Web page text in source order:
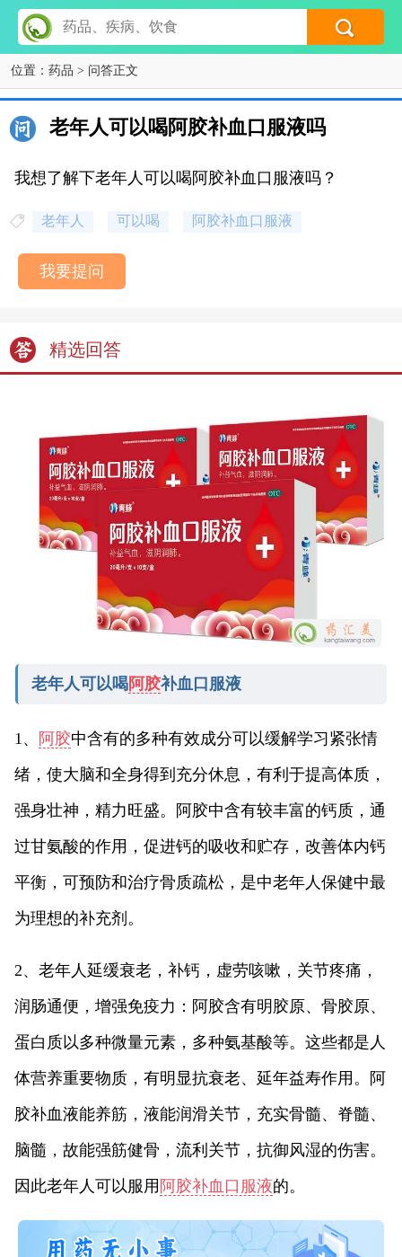
位置： 药品 > 问答正文
老年人可以喝阿胶补血口服液吗
我想了解下老年人可以喝阿胶补血口服液吗？
老年人 可以喝 阿胶补血口服液
我要提问
精选回答
老年人可以喝阿胶补血口服液
1、 阿胶中含有的多种有效成分可以缓解学习紧张情
绪，使大脑和全身得到充分休息，有利于提高体质，
强身壮神，精力旺盛。阿胶中含有较丰富的钙质，通
过甘氨酸的作用，促进钙的吸收和贮存，改善体内钙
平衡，可预防和治疗骨质疏松，是中老年人保健中最
为理想的补充剂。
2、老年人延缓衰老，补钙，虚劳咳嗽，关节疼痛，
润肠通便，增强免疫力：阿胶含有明胶原、骨胶原、
蛋白质以多种微量元素，多种氨基酸等。这些都是人
体营养重要物质，有明显抗衰老、延年益寿作用。阿
胶补血液能养筋，液能润滑关节，充实骨髓、脊髓、
脑髓，故能强筋健骨，流利关节，抗御风湿的伤害。
因此老年人可以服用 阿胶补血口服液的。